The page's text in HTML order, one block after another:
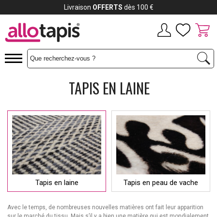
TAPIS EN LAINE
Tapis en laine Tapis en peau de vache
Avec le temps, de nombreuses nouvelles matières ont fait leur apparition
Payez jusqu'à12x